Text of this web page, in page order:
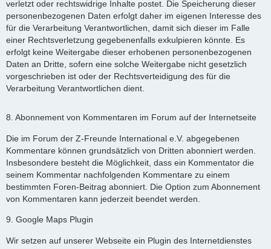
verletzt oder rechtswidrige Inhalte postet. Die Speicherung dieser
personenbezogenen Daten erfolgt daher im eigenen Interesse des
für die Verarbeitung Verantwortlichen, damit sich dieser im Falle
einer Rechtsverletzung gegebenenfalls exkulpieren könnte. Es
erfolgt keine Weitergabe dieser erhobenen personenbezogenen
Daten an Dritte, sofern eine solche Weitergabe nicht gesetzlich
vorgeschrieben ist oder der Rechtsverteidigung des für die
Verarbeitung Verantwortlichen dient.
8. Abonnement von Kommentaren im Forum auf der Internetseite
Die im Forum der Z-Freunde International e.V. abgegebenen
Kommentare können grundsätzlich von Dritten abonniert werden.
Insbesondere besteht die Möglichkeit, dass ein Kommentator die
seinem Kommentar nachfolgenden Kommentare zu einem
bestimmten Foren-Beitrag abonniert. Die Option zum Abonnement
von Kommentaren kann jederzeit beendet werden.
9. Google Maps Plugin
Wir setzen auf unserer Webseite ein Plugin des Internetdienstes